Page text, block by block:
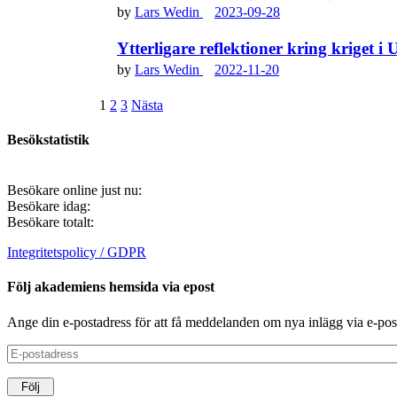
by Lars Wedin 2023-09-28
Ytterligare reflektioner kring kriget i
by Lars Wedin 2022-11-20
Sidnumrering
1 2 3 Nästa
Besökstatistik
Besökare online just nu:
Besökare idag:
Besökare totalt:
Integritetspolicy / GDPR
Följ akademiens hemsida via epost
Ange din e-postadress för att få meddelanden om nya inlägg via e-
E-
postadress
Följ